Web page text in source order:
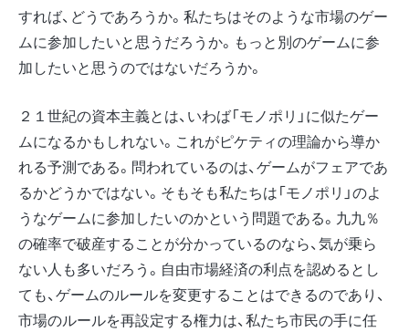
すれば、どうであろうか。私たちはそのような市場のゲー
ムに参加したいと思うだろうか。もっと別のゲームに参
加したいと思うのではないだろうか。
２１世紀の資本主義とは、いわば「モノポリ」に似たゲー
ムになるかもしれない。これがピケティの理論から導か
れる予測である。問われているのは、ゲームがフェアであ
るかどうかではない。そもそも私たちは「モノポリ」のよ
うなゲームに参加したいのかという問題である。九九％
の確率で破産することが分かっているのなら、気が乗ら
ない人も多いだろう。自由市場経済の利点を認めるとし
ても、ゲームのルールを変更することはできるのであり、
市場のルールを再設定する権力は、私たち市民の手に任